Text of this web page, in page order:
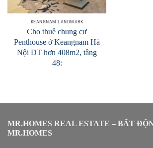
KEANGNAM LANDMARK
Cho thuê chung cư
Penthouse ở Keangnam Hà
Nội DT hơn 408m2, tầng
48:
MR.HOMES REAL ESTATE – BẤT
MR.HOMES